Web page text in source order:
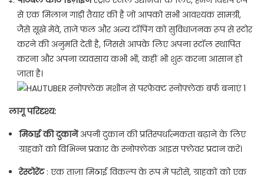
से एक मिलान गाड़ी तैयार की है जो आपको सभी आवश्यक सामग्री,
जैसे सूखे मेवे, ताजे फल और अन्य टॉपिंग को सुविधाजनक रूप से स्टोर
करने की अनुमति देती है, जिससे आपके लिए अपना स्टॉल स्थापित
करना और अपना व्यवसाय कभी भी, कहीं भी शुरू करना आसान हो
जाता है।
लागू परिदृश्य:
मिठाई की दुकानेंअपनी दुकान की प्रतिस्पर्धात्मकता बढ़ाने के लिए
ग्राहकों को विभिन्न प्रकार के स्नोफ्लेक आइस फ्लेवर प्रदान करें।
रेस्टोरेंट : एक ताज़ा मिठाई विकल्प के रूप में परोसें, ग्राहकों को एक